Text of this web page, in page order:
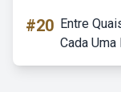
#20 Entre
Cada